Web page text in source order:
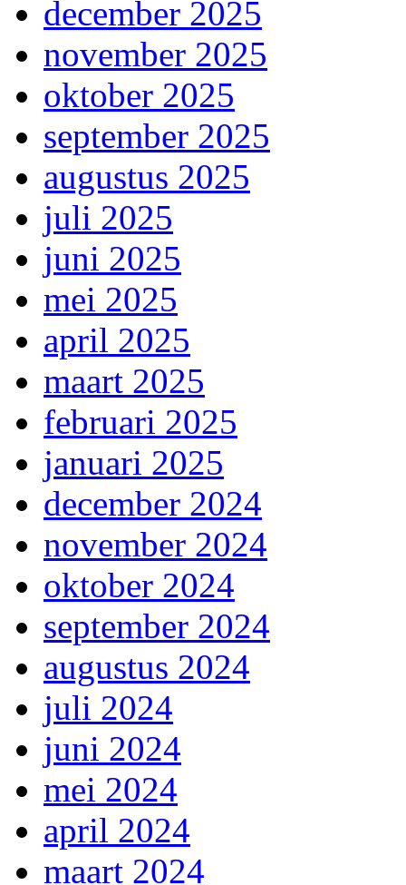
december 2025
november 2025
oktober 2025
september 2025
augustus 2025
juli 2025
juni 2025
mei 2025
april 2025
maart 2025
februari 2025
januari 2025
december 2024
november 2024
oktober 2024
september 2024
augustus 2024
juli 2024
juni 2024
mei 2024
april 2024
maart 2024